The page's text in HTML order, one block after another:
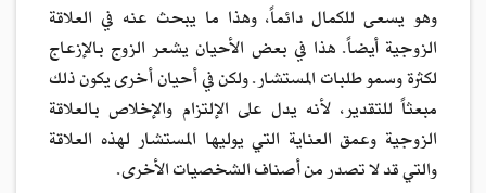
وهو يسعى للكمال دائماً، وهذا ما يبحث عنه في العلاقة
الزوجية أيضاً. هذا في بعض الأحيان يشعر الزوج بالإزعاج
لكثرة وسمو طلبات المستشار. ولكن في أحيان أخرى يكون ذلك
مبعثاً للتقدير، لأنه يدل على الإلتزام والإخلاص بالعلاقة
الزوجية وعمق العناية التي يوليها المستشار لهذه العلاقة
والتي قد لا تصدر من أصناف الشخصيات الأخرى.